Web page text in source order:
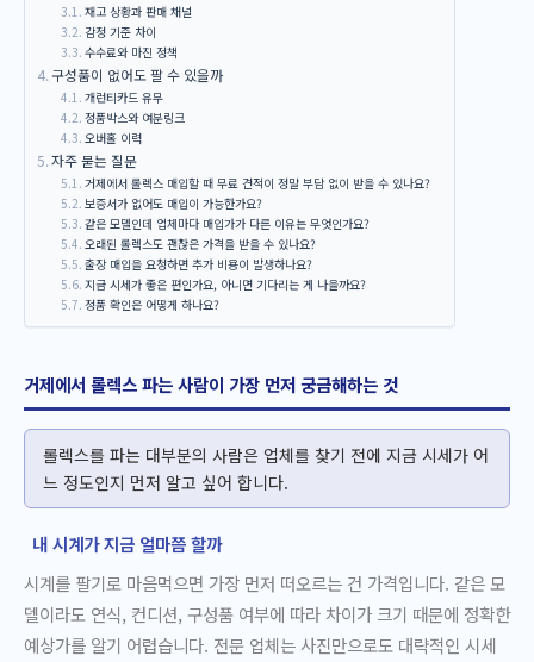
재고 상황과 판매 채널
감정 기준 차이
수수료와 마진 정책
구성품이 없어도 팔 수 있을까
개런티카드 유무
정품박스와 여분링크
오버홀 이력
자주 묻는 질문
거제에서 롤렉스 매입할 때 무료 견적이 정말 부담 없이 받을 수 있나요?
보증서가 없어도 매입이 가능한가요?
같은 모델인데 업체마다 매입가가 다른 이유는 무엇인가요?
오래된 롤렉스도 괜찮은 가격을 받을 수 있나요?
출장 매입을 요청하면 추가 비용이 발생하나요?
지금 시세가 좋은 편인가요, 아니면 기다리는 게 나을까요?
정품 확인은 어떻게 하나요?
거제에서 롤렉스 파는 사람이 가장 먼저 궁금해하는 것
롤렉스를 파는 대부분의 사람은 업체를 찾기 전에 지금 시세가 어
느 정도인지 먼저 알고 싶어 합니다.
내 시계가 지금 얼마쯤 할까
시계를 팔기로 마음먹으면 가장 먼저 떠오르는 건 가격입니다. 같은 모
델이라도 연식, 컨디션, 구성품 여부에 따라 차이가 크기 때문에 정확한
예상가를 알기 어렵습니다. 전문 업체는 사진만으로도 대략적인 시세